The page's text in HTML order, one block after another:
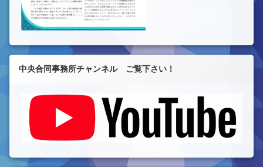
中央合同事務所チャンネル ご覧下さい！